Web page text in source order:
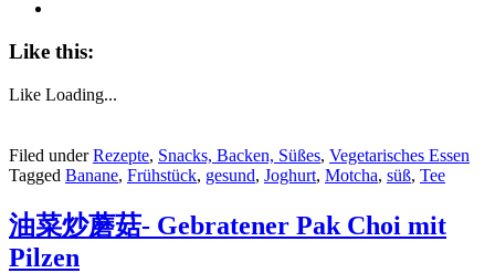
Like this:
Like Loading...
Filed underRezepte, Snacks, Backen, Süßes, Vegetarisches Essen
Tagged Banane, Frühstück, gesund, Joghurt, Motcha, süß, Tee
油菜炒蘑菇- Gebratener Pak Choi mit
Pilzen